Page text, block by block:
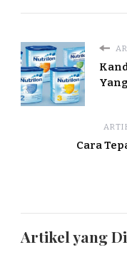
Cara
Artikel yang